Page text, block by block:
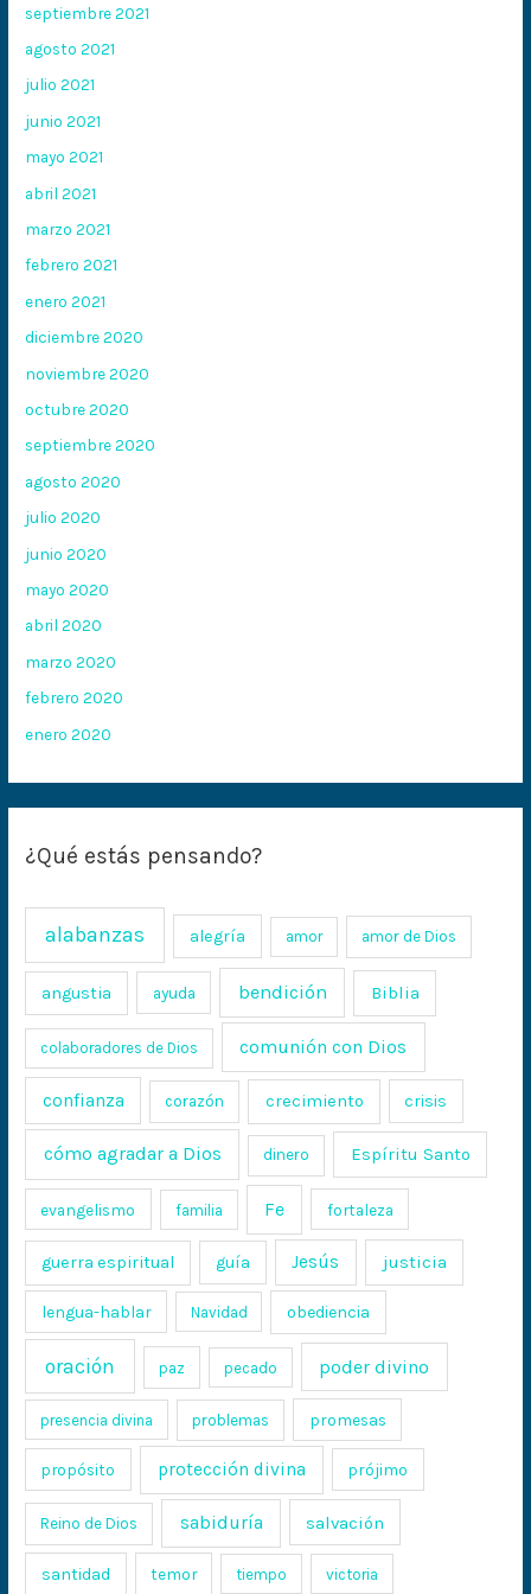
septiembre 2021
agosto 2021
julio 2021
junio 2021
mayo 2021
abril 2021
marzo 2021
febrero 2021
enero 2021
diciembre 2020
noviembre 2020
octubre 2020
septiembre 2020
agosto 2020
julio 2020
junio 2020
mayo 2020
abril 2020
marzo 2020
febrero 2020
enero 2020
¿Qué estás pensando?
alabanzas alegría amor amor de Dios
angustia ayuda bendición Biblia
colaboradores de Dios comunión con Dios
confianza corazón crecimiento crisis
cómo agradar a Dios dinero Espíritu Santo
evangelismo familia Fe fortaleza
guerra espiritual guía Jesús justicia
lengua-hablar Navidad obediencia
oración paz pecado poder divino
presencia divina problemas promesas
propósito protección divina prójimo
Reino de Dios sabiduría salvación
santidad temor tiempo victoria